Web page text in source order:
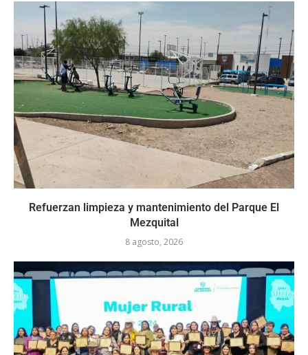
Refuerzan limpieza y mantenimiento del Parque El
Mezquital
8 agosto, 2026